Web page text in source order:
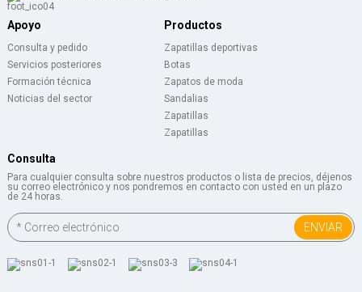
Apoyo
Consulta y pedido
Servicios posteriores
Formación técnica
Noticias del sector
Productos
Zapatillas deportivas
Botas
Zapatos de moda
Sandalias
Zapatillas
Zapatillas
Consulta
Para cualquier consulta sobre nuestros productos o lista de precios, déjenos
su correo electrónico y nos pondremos en contacto con usted en un plazo
de 24 horas.
ENVIAR